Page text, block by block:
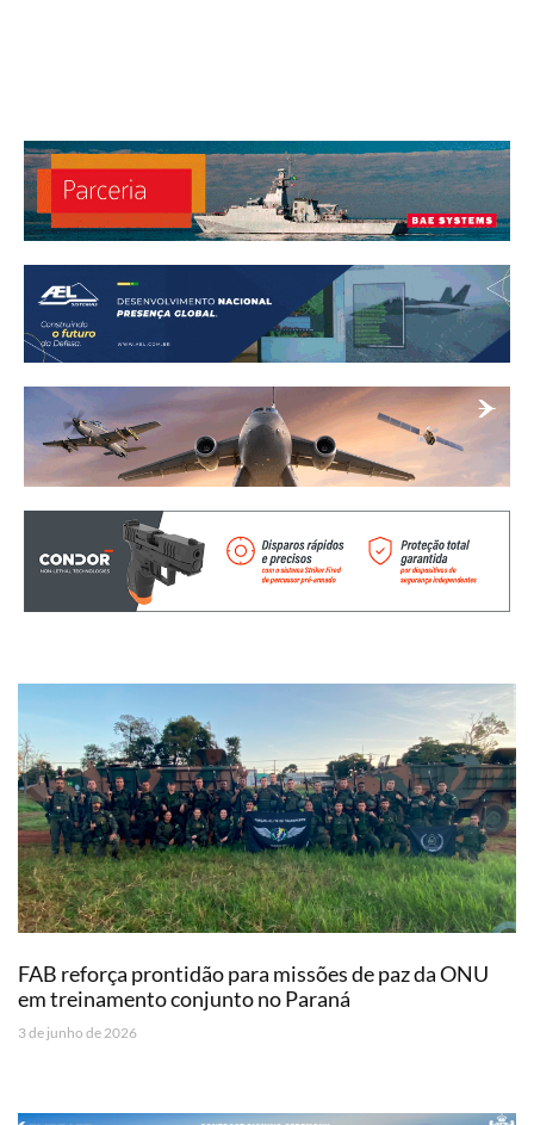
FAB reforça prontidão para missões de paz da ONU
em treinamento conjunto no Paraná
3 de junho de 2026